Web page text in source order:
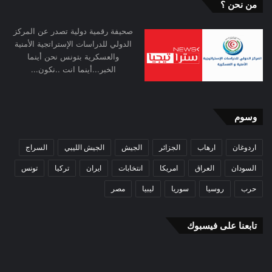
من نحن ؟
صحيفة رقمية دولية تصدر عن المركز
الدولي للدراسات الإستراتجية الأمنية
والعسكرية بتونس نحن أينما
الخبر...أينما انت ..نكون...
وسوم
اردوغان ارهاب الجزائر الجيش الجيش الليبي السراج
السودان العراق امريكا انتخابات ايران تركيا تونس
حرب روسيا سوريا ليبيا مصر
تابعنا على فيسبوك